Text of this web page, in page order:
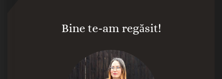
Bine te-am regăsit!